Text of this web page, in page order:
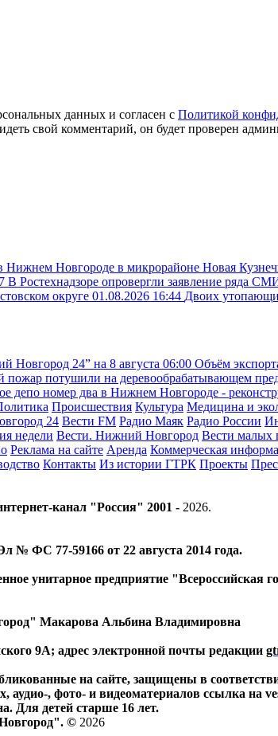
данных и согласен с Политикой
свой комментарий, он будет проверен
Нижнем Новгороде в микрорайоне Новая
В Ростехнадзоре опровергли заявление ряда
округе 01.08.2026 16:44 Двоих
Новгород 24” на 8 августа 06:00 Объём
пожар потушили на деревообрабатывающем
депо номер два в Нижнем Новгороде -
Происшествия Культура Медицина и
24 Вести FM Радио Маяк Радио России
недели Вести. Нижний Новгород Вести малых
Реклама на сайте Аренда Коммерческая
Контакты Из истории ГТРК Проекты
канал "Россия" 2001 - 2026.
№ ФС 77-59166 от 22 августа 2014 года.
унитарное предприятие
Макарова Альбина Владимировна
9А; адрес электронной почты редакции
на сайте, защищены в
аудио-, фото- и видеоматериалов ссылка на
Для детей старше 16 лет.
© 2026